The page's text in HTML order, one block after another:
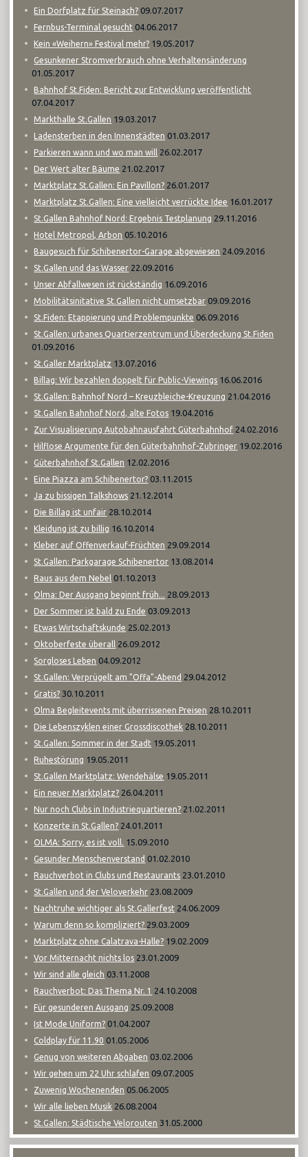
Ein Dorfplatz für Steinach? 09.07.2017
Fernbus-Terminal gesucht 04.06.2017
Kein «Weihern» Festival mehr? 19.05.2017
Gesunkener Stromverbrauch ohne Verhaltensänderung
01.05.2017
Bahnhof St.Fiden: Bericht zur Entwicklung veröffentlicht
07.04.2017
Markthalle St.Gallen 19.03.2017
Ladensterben in den Innenstädten 01.03.2017
Parkieren wann und wo man will 26.02.2017
Der Wert alter Bäume 21.02.2017
Marktplatz St.Gallen: Ein Pavillon? 26.01.2017
Marktplatz St.Gallen: Eine vielleicht verrückte Idee 16.01.2017
St.Gallen Bahnhof Nord: Ergebnis Testplanung 29.11.2016
Hotel Metropol, Arbon 05.10.2016
Baugesuch für Schibenertor-Garage abgewiesen 24.09.2016
St.Gallen und das Wasser 22.09.2016
Unser Abfallwesen ist rückständig 16.09.2016
Mobilitätsinitative St.Gallen nicht umsetzbar 09.09.2016
St.Fiden: Etappierung und Problempunkte 06.09.2016
St.Gallen: urbanes Quartierzentrum und Überdeckung St.Fiden
01.09.2016
St.Galler Marktplatz 13.07.2016
Billag: Wir bezahlen doppelt für Public-Viewings 16.06.2016
St.Gallen: Bahnhof Nord – Kreuzbleiche-Kreuzung 21.04.2016
St.Gallen Bahnhof Nord, alte Fotos 19.04.2016
Zur Visualisierung Autobahnausfahrt Güterbahnhof 24.02.2016
Hilflose Argumente für den Güterbahnhof-Zubringer 19.02.2016
Güterbahnhof St.Gallen 12.02.2016
Eine Piazza am Schibenertor? 03.11.2015
Ja zu bissigen Talkshows 21.12.2014
Die Billag ist unfair 28.10.2014
Kleidung ist zu billig 16.10.2014
Kleber auf Offenverkauf-Früchten 29.09.2014
St.Gallen: Parkgarage Schibenertor 13.08.2014
Raus aus dem Nebel 01.10.2013
Olma: Der Ausgang beginnt früh... 28.09.2013
Der Sommer ist bald zu Ende 03.09.2013
Etwas Wirtschaftskunde 25.02.2013
Oktoberfeste überall 26.09.2012
Sorgloses Leben 04.09.2012
St.Gallen: Verprügelt am "Offa"-Abend 29.04.2012
Gratis? 30.10.2011
Olma Begleitevents mit überrissenen Preisen 28.10.2011
Die Lebenszyklen einer Grossdiscothek 28.10.2011
St.Gallen: Sommer in der Stadt 19.05.2011
Ruhestörung 19.05.2011
St.Gallen Marktplatz: Wendehälse 19.05.2011
Ein neuer Marktplatz? 26.04.2011
Nur noch Clubs in Industriequartieren? 21.02.2011
Konzerte in St.Gallen? 24.01.2011
OLMA: Sorry, es ist voll. 15.09.2010
Gesunder Menschenverstand 01.02.2010
Rauchverbot in Clubs und Restaurants 23.01.2010
St.Gallen und der Veloverkehr 23.08.2009
Nachtruhe wichtiger als St.Gallerfest 24.06.2009
Warum denn so kompliziert? 29.03.2009
Marktplatz ohne Calatrava-Halle? 19.02.2009
Vor Mitternacht nichts los 23.01.2009
Wir sind alle gleich 03.11.2008
Rauchverbot: Das Thema Nr. 1 24.10.2008
Für gesunderen Ausgang 25.09.2008
Ist Mode Uniform? 01.04.2007
Coldplay für 11.90 01.05.2006
Genug von weiteren Abgaben 03.02.2006
Wir gehen um 22 Uhr schlafen 09.07.2005
Zuwenig Wochenenden 05.06.2005
Wir alle lieben Musik 26.08.2004
St.Gallen: Städtische Velorouten 31.05.2000